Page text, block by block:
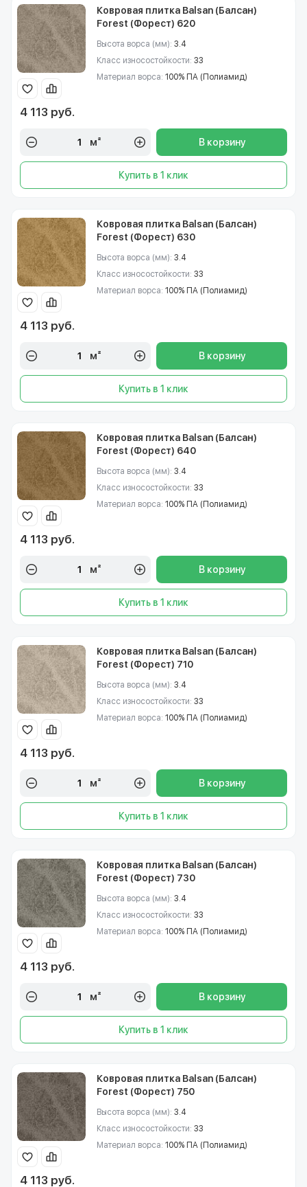
Ковровая плитка Balsan (Балсан)
Forest (Форест) 620
Высота ворса (мм): 3.4
Класс износостойкости: 33
Материал ворса: 100% ПА (Полиамид)
4 113 руб.
м² В корзину
Купить в 1 клик
Ковровая плитка Balsan (Балсан)
Forest (Форест) 630
Высота ворса (мм): 3.4
Класс износостойкости: 33
Материал ворса: 100% ПА (Полиамид)
4 113 руб.
м² В корзину
Купить в 1 клик
Ковровая плитка Balsan (Балсан)
Forest (Форест) 640
Высота ворса (мм): 3.4
Класс износостойкости: 33
Материал ворса: 100% ПА (Полиамид)
4 113 руб.
м² В корзину
Купить в 1 клик
Ковровая плитка Balsan (Балсан)
Forest (Форест) 710
Высота ворса (мм): 3.4
Класс износостойкости: 33
Материал ворса: 100% ПА (Полиамид)
4 113 руб.
м² В корзину
Купить в 1 клик
Ковровая плитка Balsan (Балсан)
Forest (Форест) 730
Высота ворса (мм): 3.4
Класс износостойкости: 33
Материал ворса: 100% ПА (Полиамид)
4 113 руб.
м² В корзину
Купить в 1 клик
Ковровая плитка Balsan (Балсан)
Forest (Форест) 750
Высота ворса (мм): 3.4
Класс износостойкости: 33
Материал ворса: 100% ПА (Полиамид)
4 113 руб.